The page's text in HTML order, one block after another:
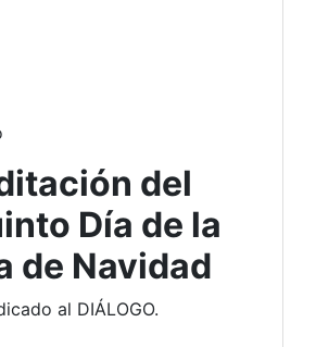
del
Día de la
de Navidad
al DIÁLOGO.